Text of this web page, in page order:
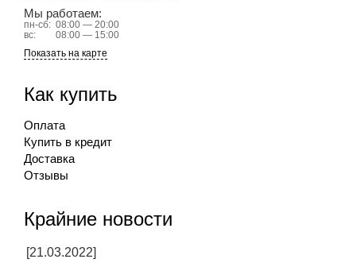
Мы работаем:
пн-сб: 08:00 — 20:00
вс:
08:00 — 15:00
Показать на карте
Как купить
Оплата
Купить в кредит
Доставка
Отзывы
Крайние новости
[21.03.2022]